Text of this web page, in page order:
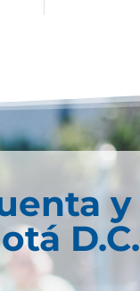
y
D.C.